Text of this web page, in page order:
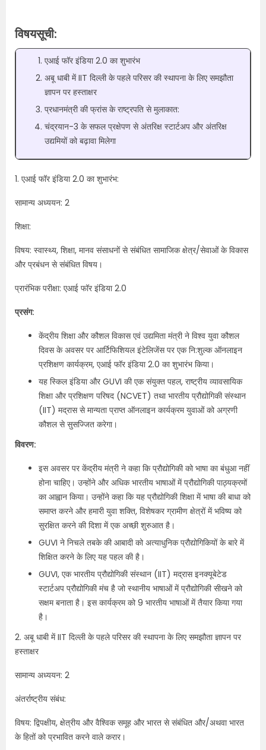
विषयसूची:
एआई फॉर इंडिया 2.0 का शुभारंभ
अबू धाबी में IIT दिल्ली के पहले परिसर की स्थापना के लिए समझौता
ज्ञापन पर हस्ताक्षर
प्रधानमंत्री की फ्रांस के राष्ट्रपति से मुलाकात:
चंद्रयान-3 के सफल प्रक्षेपण से अंतरिक्ष स्टार्टअप और अंतरिक्ष
उद्यमियों को बढ़ावा मिलेगा
1. एआई फॉर इंडिया 2.0 का शुभारंभ:
सामान्य अध्ययन: 2
शिक्षा:
विषय: स्वास्थ्य, शिक्षा, मानव संसाधनों से संबंधित सामाजिक क्षेत्र/सेवाओं के विकास
और प्रबंधन से संबंधित विषय।
प्रारंभिक परीक्षा: एआई फॉर इंडिया 2.0
प्रसंग:
केंद्रीय शिक्षा और कौशल विकास एवं उद्यमिता मंत्री ने विश्व युवा कौशल
दिवस के अवसर पर आर्टिफिशियल इंटेलिजेंस पर एक नि:शुल्क ऑनलाइन
प्रशिक्षण कार्यक्रम, एआई फॉर इंडिया 2.0 का शुभारंभ किया।
यह स्किल इंडिया और GUVI की एक संयुक्त पहल, राष्ट्रीय व्यावसायिक
शिक्षा और प्रशिक्षण परिषद (NCVET) तथा भारतीय प्रौद्योगिकी संस्थान
(IIT) मद्रास से मान्यता प्राप्त ऑनलाइन कार्यक्रम युवाओं को अग्रणी
कौशल से सुसज्जित करेगा।
विवरण:
इस अवसर पर केंद्रीय मंत्री ने कहा कि प्रौद्योगिकी को भाषा का बंधुआ नहीं
होना चाहिए। उन्होंने और अधिक भारतीय भाषाओं में प्रौद्योगिकी पाठ्यक्रमों
का आह्वान किया। उन्होंने कहा कि यह प्रौद्योगिकी शिक्षा में भाषा की बाधा को
समाप्त करने और हमारी युवा शक्ति, विशेषकर ग्रामीण क्षेत्रों में भविष्य को
सुरक्षित करने की दिशा में एक अच्छी शुरुआत है।
GUVI ने निचले तबके की आबादी को अत्याधुनिक प्रौद्योगिकियों के बारे में
शिक्षित करने के लिए यह पहल की है।
GUVI, एक भारतीय प्रौद्योगिकी संस्थान (IIT) मद्रास इनक्यूबेटेड
स्टार्टअप प्रौद्योगिकी मंच है जो स्थानीय भाषाओं में प्रौद्योगिकी सीखने को
सक्षम बनाता है। इस कार्यक्रम को 9 भारतीय भाषाओं में तैयार किया गया
है।
2. अबू धाबी में IIT दिल्ली के पहले परिसर की स्थापना के लिए समझौता ज्ञापन पर
हस्ताक्षर
सामान्य अध्ययन: 2
अंतर्राष्ट्रीय संबंध:
विषय: द्विपक्षीय, क्षेत्रीय और वैश्विक समूह और भारत से संबंधित और/अथवा भारत
के हितों को प्रभावित करने वाले करार।